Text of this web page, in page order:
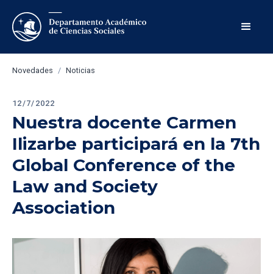
Novedades / Noticias
12/7/2022
Nuestra docente Carmen
Ilizarbe participará en la 7th
Global Conference of the
Law and Society
Association